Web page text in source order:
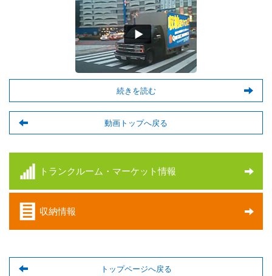
続きを読む
動画トップへ戻る
トランクルーム・マーケット情報
収納情報
トップページへ戻る